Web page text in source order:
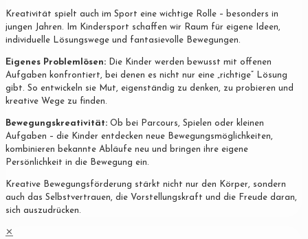
Kreativität spielt auch im Sport eine wichtige Rolle – besonders in
jungen Jahren. Im Kindersport schaffen wir Raum für eigene Ideen,
individuelle Lösungswege und fantasievolle Bewegungen.
Eigenes Problemlösen: Die Kinder werden bewusst mit offenen
Aufgaben konfrontiert, bei denen es nicht nur eine „richtige“ Lösung
gibt. So entwickeln sie Mut, eigenständig zu denken, zu probieren und
kreative Wege zu finden.
Bewegungskreativität: Ob bei Parcours, Spielen oder kleinen
Aufgaben – die Kinder entdecken neue Bewegungsmöglichkeiten,
kombinieren bekannte Abläufe neu und bringen ihre eigene
Persönlichkeit in die Bewegung ein.
Kreative Bewegungsförderung stärkt nicht nur den Körper, sondern
auch das Selbstvertrauen, die Vorstellungskraft und die Freude daran,
sich auszudrücken.
✕